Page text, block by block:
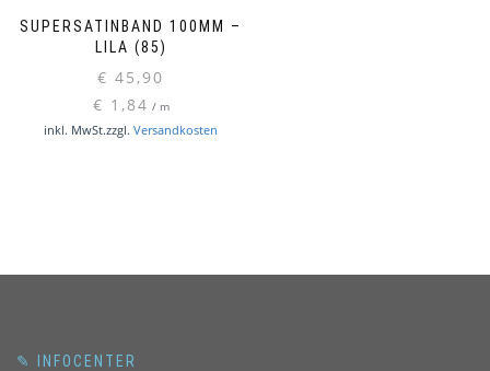
auf.
SUPERSATINBAND 100MM –
LILA (85)
€ 45,90
€ 1,84 / m
inkl. MwSt.zzgl. Versandkosten
✎ INFOCENTER